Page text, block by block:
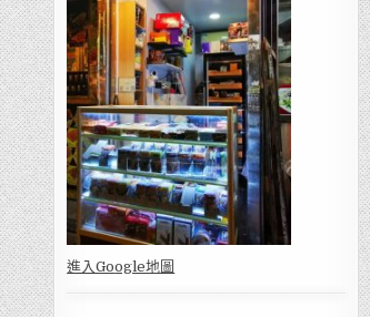
進入Google地圖